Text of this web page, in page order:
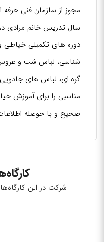
سال تدریس خانم مرادی
دوره های تکمیلی
شناسی، لباس شب و
گره ای، لباس های
مناسبی را برای آموزش
صحیح و با حوصله
شرکت در این